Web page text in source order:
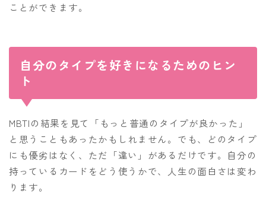
ことができます。
自分のタイプを好きになるためのヒン
ト
MBTIの結果を見て「もっと普通のタイプが良かった」
と思うこともあったかもしれません。でも、どのタイプ
にも優劣はなく、ただ「違い」があるだけです。自分の
持っているカードをどう使うかで、人生の面白さは変わ
ります。